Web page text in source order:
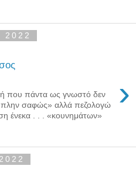
2022
›
που πάντα ως γνωστό δεν
σαφώς» αλλά πεζολογώ
ένεκα . . . «κουνημάτων»